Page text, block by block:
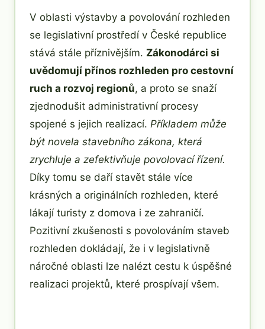
V oblasti výstavby a povolování rozhleden
se legislativní prostředí v České republice
stává stále příznivějším. Zákonodárci si
uvědomují přínos rozhleden pro cestovní
ruch a rozvoj regionů, a proto se snaží
zjednodušit administrativní procesy
spojené s jejich realizací. Příkladem může
být novela stavebního zákona, která
zrychluje a zefektivňuje povolovací řízení.
Díky tomu se daří stavět stále více
krásných a originálních rozhleden, které
lákají turisty z domova i ze zahraničí.
Pozitivní zkušenosti s povolováním staveb
rozhleden dokládají, že i v legislativně
náročné oblasti lze nalézt cestu k úspěšné
realizaci projektů, které prospívají všem.